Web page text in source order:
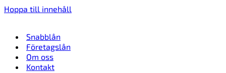
Hoppa till innehåll
Snabblån
Företagslån
Om oss
Kontakt